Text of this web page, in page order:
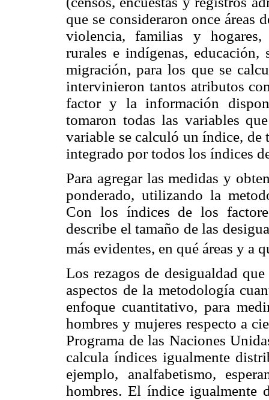
que se consideraron once áreas
violencia, familias y
rurales e indígenas,
migración, para los que se
intervinieron tantos atributos
factor y la información
tomaron todas las variables
variable se calculó un índice,
integrado por todos los índices
Para agregar las medidas y
ponderado, utilizando la
Con los índices de los
describe el tamaño de las
más evidentes, en qué áreas y a
Los rezagos de desigualdad
aspectos de la metodología
enfoque cuantitativo, para
hombres y mujeres respecto a
Programa de las Naciones
calcula índices igualmente
ejemplo, analfabetismo,
hombres. El índice igualmente